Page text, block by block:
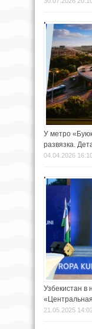
У метро
развязка.
04.04.2026
Узбекистан
21.05.2025